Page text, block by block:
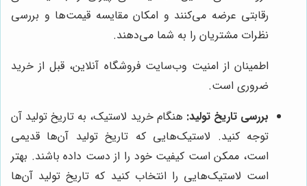
رقابتی عرضه می‌کنند و امکان مقایسه قیمت‌ها و بررسی
نظرات مشتریان را به شما می‌دهند.
اطمینان از امنیت وب‌سایت فروشگاه آنلاین، قبل از خرید
ضروری است.
بررسی تاریخ تولید: هنگام خرید لاستیک، به تاریخ تولید آن
توجه کنید. لاستیک‌هایی که تاریخ تولید آن‌ها قدیمی
است، ممکن است کیفیت خود را از دست داده باشند. بهتر
است لاستیک‌هایی را انتخاب کنید که تاریخ تولید آن‌ها